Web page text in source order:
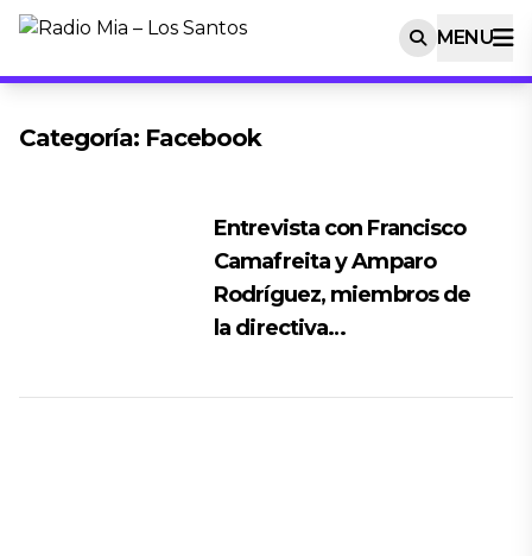
MENU
Categoría: Facebook
Entrevista con Francisco
Camafreita y Amparo
Rodríguez, miembros de
la directiva…